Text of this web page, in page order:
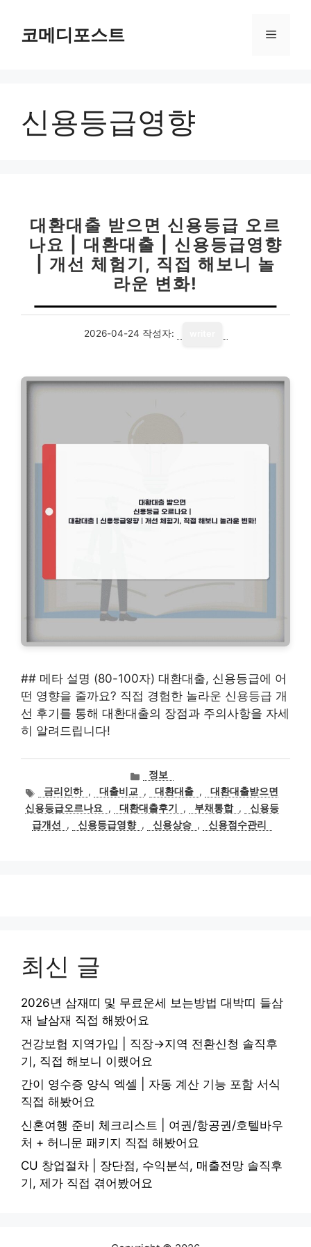
코메디포스트 메
신용등급영향
대환대출 받으면 신용등급 오르
나요 | 대환대출 | 신용등급영향
| 개선 체험기, 직접 해보니 놀
라운 변화!
2026-04-24 작성자:
## 메타 설명 (80-100자) 대환대출, 신용등급에 어
떤 영향을 줄까요? 직접 경험한 놀라운 신용등급 개
선 후기를 통해 대환대출의 장점과 주의사항을 자세
히 알려드립니다!
카
고
리
정보
태
그
금리인하 , 대출비교 , 대환대출 ,
대환대출받으면
신용등급오르나요
, 대환대출후기 , 부채통합 ,
신용등
급개선
, 신용등급영향 , 신용상승 , 신용점수관리
최신 글
2026년 삼재띠 및 무료운세 보는방법 대박띠 들삼
재 날삼재 직접 해봤어요
건강보험 지역가입 | 직장→지역 전환신청 솔직후
기, 직접 해보니 이랬어요
간이 영수증 양식 엑셀 | 자동 계산 기능 포함 서식
직접 해봤어요
신혼여행 준비 체크리스트 | 여권/항공권/호텔바우
처 + 허니문 패키지 직접 해봤어요
CU 창업절차 | 장단점, 수익분석, 매출전망 솔직후
기, 제가 직접 겪어봤어요